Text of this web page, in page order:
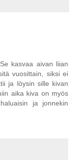
kasvaa aivan liian
vuosittain, siksi ei
ja löysin sille kivan
aika kiva on myös
ja jonnekin